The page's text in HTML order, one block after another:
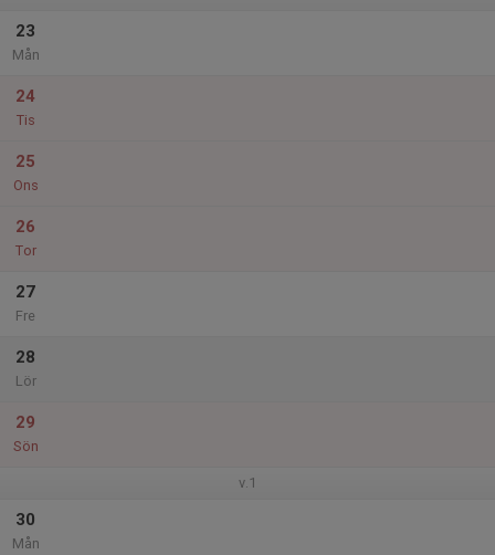
23
Mån
24
Tis
25
Ons
26
Tor
27
Fre
28
Lör
29
Sön
v.1
30
Mån